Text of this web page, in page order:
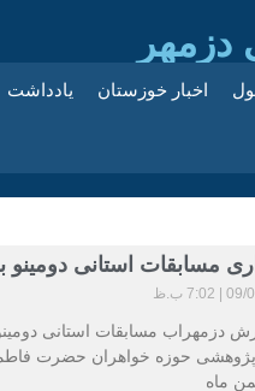
دزمهر
اخبار خوزستان یادداشت
مسابقات استانی
09/ 7:02 ب.ظ
دزمهراب مسابقات استانی